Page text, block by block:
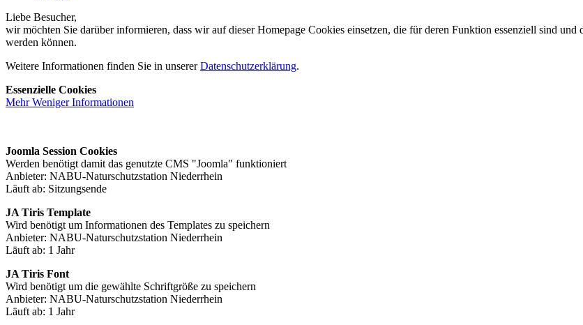
Liebe Besucher,
wir möchten Sie darüber informieren, dass wir auf dieser Homepage Cookies einsetzen, die für deren Funktion essenziell sind und
werden können.
Weitere Informationen finden Sie in unsererDatenschutzerklärung.
Essenzielle Cookies
Mehr WenigerInformationen
Joomla Session Cookies
Werden benötigt damit das genutzte CMS "Joomla" funktioniert
Anbieter: NABU-Naturschutzstation Niederrhein
Läuft ab: Sitzungsende
JA Tiris Template
Wird benötigt um Informationen des Templates zu speichern
Anbieter: NABU-Naturschutzstation Niederrhein
Läuft ab: 1 Jahr
JA Tiris Font
Wird benötigt um die gewählte Schriftgröße zu speichern
Anbieter: NABU-Naturschutzstation Niederrhein
Läuft ab: 1 Jahr